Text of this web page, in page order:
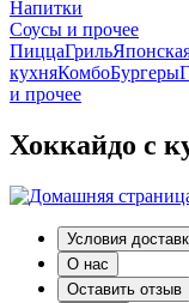
Напитки
Соусы и прочее
ПиццаГриль
кухняКомбоБургеры
и прочее
Хоккайдо с
Условия
О нас
Оставить отзыв